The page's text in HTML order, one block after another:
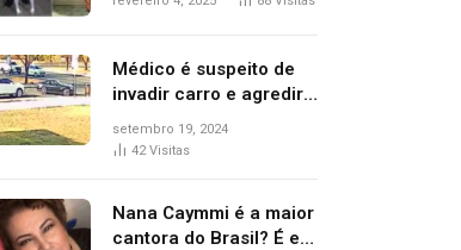
Grammy 2025
Médico é suspeito de
invadir carro e agredir
delegado aposentado
durante confusão no
setembro 19, 2024
42Visitas
Nana Caymmi é a maior
cantora do Brasil? É e